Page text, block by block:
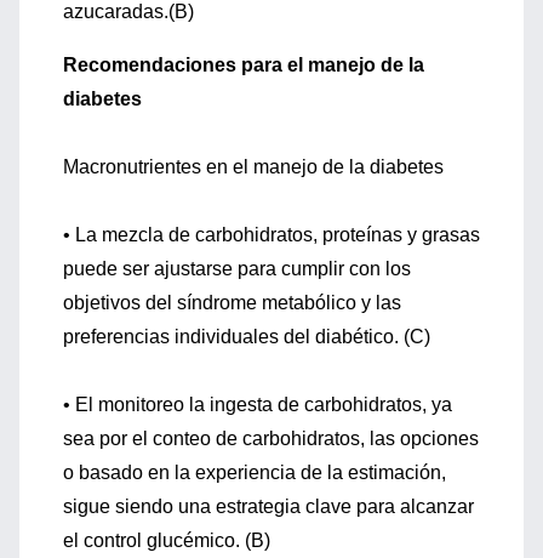
azucaradas.(B)
Recomendaciones para el manejo de la
diabetes
Macronutrientes en el manejo de la diabetes
• La mezcla de carbohidratos, proteínas y grasas
puede ser ajustarse para cumplir con los
objetivos del síndrome metabólico y las
preferencias individuales del diabético. (C)
• El monitoreo la ingesta de carbohidratos, ya
sea por el conteo de carbohidratos, las opciones
o basado en la experiencia de la estimación,
sigue siendo una estrategia clave para alcanzar
el control glucémico. (B)